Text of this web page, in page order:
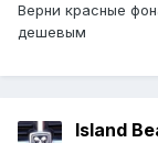
Верни красные
дешевым
Island